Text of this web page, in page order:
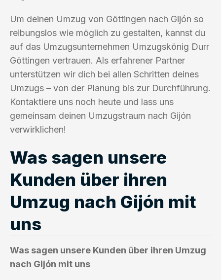
Um deinen Umzug von Göttingen nach Gijón so
reibungslos wie möglich zu gestalten, kannst du
auf das Umzugsunternehmen Umzugskönig Durr
Göttingen vertrauen. Als erfahrener Partner
unterstützen wir dich bei allen Schritten deines
Umzugs – von der Planung bis zur Durchführung.
Kontaktiere uns noch heute und lass uns
gemeinsam deinen Umzugstraum nach Gijón
verwirklichen!
Was sagen unsere
Kunden über ihren
Umzug nach Gijón mit
uns
Was sagen unsere Kunden über ihren Umzug
nach Gijón mit uns